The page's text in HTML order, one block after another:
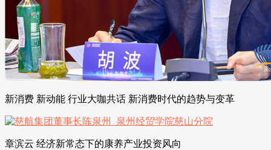
新消费 新动能 行业大咖共话 新消费时代的趋势与变革
章滨云 经济新常态下的康养产业投资风向